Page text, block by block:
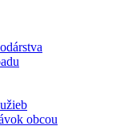
obcou